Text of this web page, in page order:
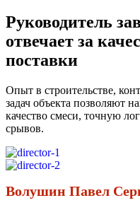
Руководитель
отвечает за
поставки
Опыт в строительстве,
задач объекта позволяют
качество смеси, точную
срывов.
Волушин Павел